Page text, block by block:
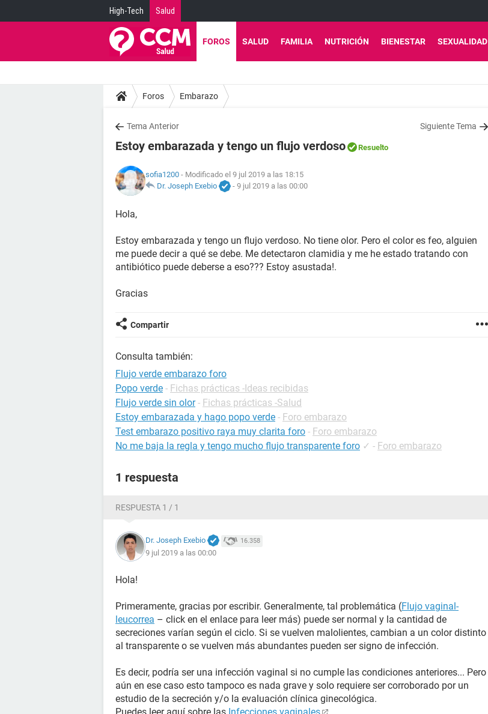
High-Tech Salud
FOROS SALUD FAMILIA NUTRICIÓN BIENESTAR SEXUALIDAD
Foros Embarazo
Tema Anterior Siguiente Tema
Estoy embarazada y tengo un flujo verdoso Resuelto
sofia1200 - Modificado el 9 jul 2019 a las 18:15
Dr. Joseph Exebio
- 9 jul 2019 a las 00:00
Hola,
Estoy embarazada y tengo un flujo verdoso. No tiene olor. Pero el color es feo, alguien
me puede decir a qué se debe. Me detectaron clamidia y me he estado tratando con
antibiótico puede deberse a eso??? Estoy asustada!.
Gracias
Compartir
Consulta también:
Flujo verde embarazo foro
Popo verde - Fichas prácticas -Ideas recibidas
Flujo verde sin olor - Fichas prácticas -Salud
Estoy embarazada y hago popo verde - Foro embarazo
Test embarazo positivo raya muy clarita foro - Foro embarazo
No me baja la regla y tengo mucho flujo transparente foro ✓ - Foro embarazo
1 respuesta
RESPUESTA 1 / 1
Dr. Joseph Exebio 16.358
9 jul 2019 a las 00:00
Hola!
Primeramente, gracias por escribir. Generalmente, tal problemática (Flujo vaginal-
leucorrea – click en el enlace para leer más) puede ser normal y la cantidad de
secreciones varían según el ciclo. Si se vuelven malolientes, cambian a un color distinto
al transparente o se vuelven más abundantes pueden ser signo de infección.
Es decir, podría ser una infección vaginal si no cumple las condiciones anteriores... Pero
aún en ese caso esto tampoco es nada grave y solo requiere ser corroborado por un
estudio de la secreción y/o la evaluación clínica ginecológica.